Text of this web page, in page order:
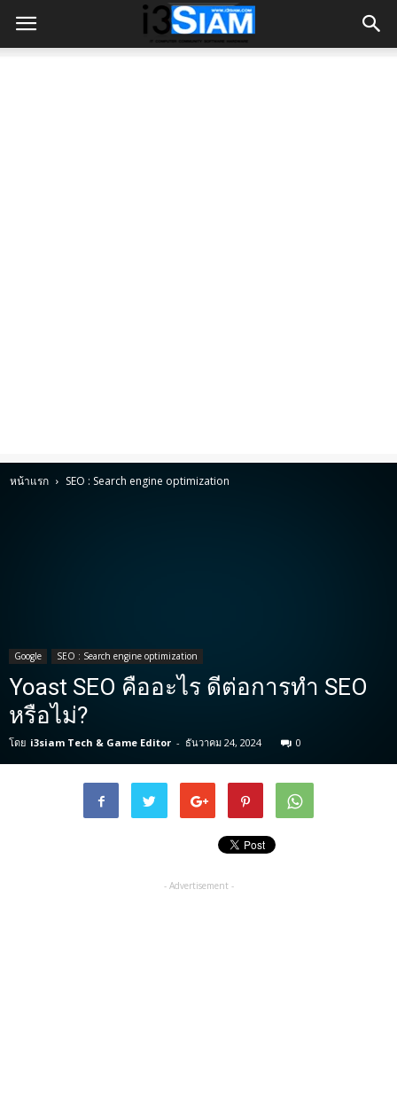
หน้าแรก SEO : Search engine optimization
Google SEO : Search engine optimization
Yoast SEO คืออะไร ดีต่อการทำ SEO
หรือไม่?
โดย i3siam Tech & Game Editor - ธันวาคม 24, 2024 0
- Advertisement -